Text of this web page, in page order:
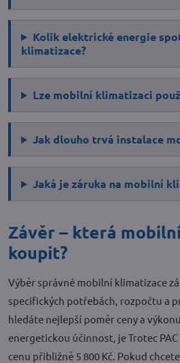
Kolik elektrické energie
klimatizace?
Lze mobilní klimatizaci
Jak dlouho trvá instalace
Jaká je záruka na mobilní
Závěr – která
koupit?
Výběr správné mobilní klimatizace
specifických potřebách, rozpočtu a
hledáte nejlepší poměr ceny a
energetickou účinnost, je Trotec
cenu přibližně 5 800 Kč. Pokud